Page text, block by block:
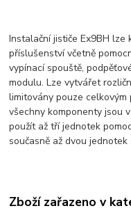
Instalační jističe Ex9BH
příslušenství včetně
vypínací spouště,
modulu. Lze vytvářet
limitovány pouze
všechny komponenty jsou
použít až tří jednotek
současně až dvou jednotek
Zboží zařazeno v